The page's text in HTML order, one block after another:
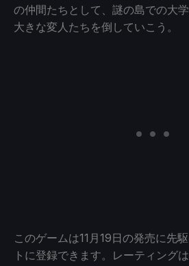
の仲間たちとして、謎の島での大
大きな変人たちを倒していこう。
このゲームは11月19日の発売に先
トに登録できます。レーティング